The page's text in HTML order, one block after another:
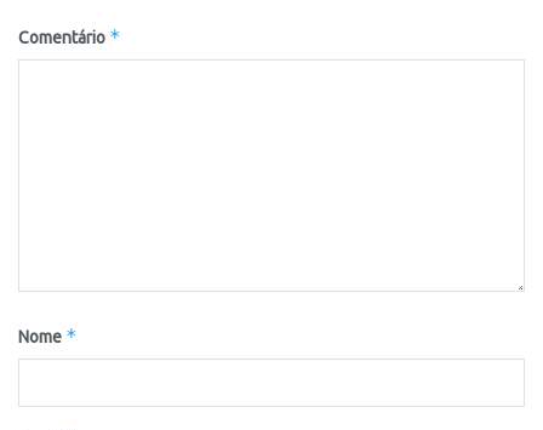
Comentário *
Nome *